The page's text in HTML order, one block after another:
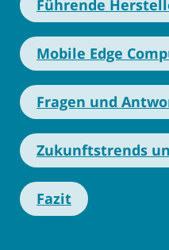
Führende
Mobile Edge
Fragen und
Zukunftstrends
Fazit